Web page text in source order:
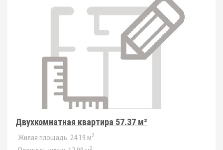
Двухкомнатная квартира 57.37 м²
Жилая площадь: 24.19 м2
2